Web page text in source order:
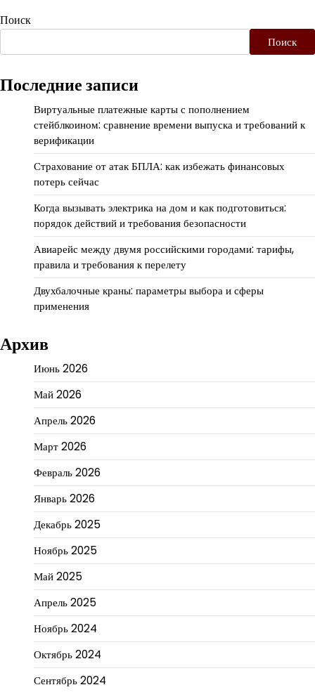
Поиск
Поиск
Последние записи
Виртуальные платежные карты с пополнением
стейблкоином: сравнение времени выпуска и требований к
верификации
Страхование от атак БПЛА: как избежать финансовых
потерь сейчас
Когда вызывать электрика на дом и как подготовиться:
порядок действий и требования безопасности
Авиарейс между двумя российскими городами: тарифы,
правила и требования к перелету
Двухбалочные краны: параметры выбора и сферы
применения
Архив
Июнь 2026
Май 2026
Апрель 2026
Март 2026
Февраль 2026
Январь 2026
Декабрь 2025
Ноябрь 2025
Май 2025
Апрель 2025
Ноябрь 2024
Октябрь 2024
Сентябрь 2024